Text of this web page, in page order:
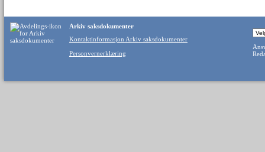
Arkiv saksdokumenter
Kontaktinformasjon Arkiv saksdokumenter
Personvernerklæring